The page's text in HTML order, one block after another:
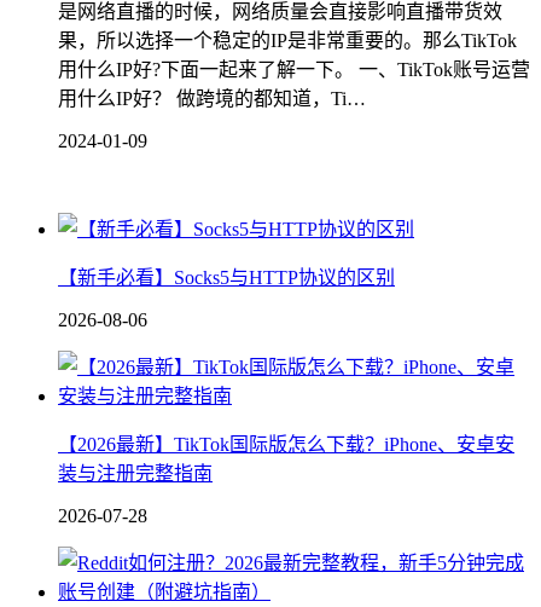
是网络直播的时候，网络质量会直接影响直播带货效
果，所以选择一个稳定的IP是非常重要的。那么TikTok
用什么IP好?下面一起来了解一下。 一、TikTok账号运营
用什么IP好？ 做跨境的都知道，Ti…
2024-01-09
【新手必看】Socks5与HTTP协议的区别
2026-08-06
【2026最新】TikTok国际版怎么下载？iPhone、安卓安
装与注册完整指南
2026-07-28